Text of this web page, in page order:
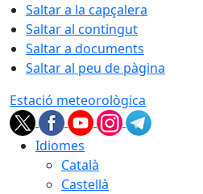
Saltar a la capçalera
Saltar al contingut
Saltar a documents
Saltar al peu de pàgina
Estació meteorològica
Idiomes
Català
Castellà